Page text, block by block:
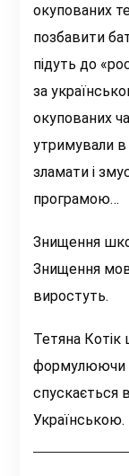
окупованих
позбавити
підуть до
за
окупованих
утримували в
зламати і
програмою…
Знищення
Знищення
виростуть.
Тетяна Котік
формулюючи
спускається
Українською.